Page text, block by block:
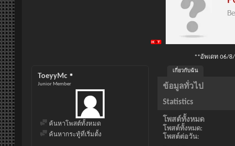
**อัพเดท 06/
ToeyyMc
Junior Member
ค้นหาโพสต์ทั้งหมด
ค้นหากระทู้ที่เริ่มตั้ง
เกี่ยวกับฉัน
ข้อมูลทั่วไป
Statistics
โพสต์ทั้งหมด
โพสต์ทั้งหมด
โพสต์ต่อวัน